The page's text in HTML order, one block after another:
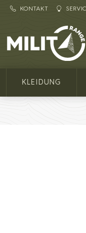
KONTAKT
Army
KLEIDUNG